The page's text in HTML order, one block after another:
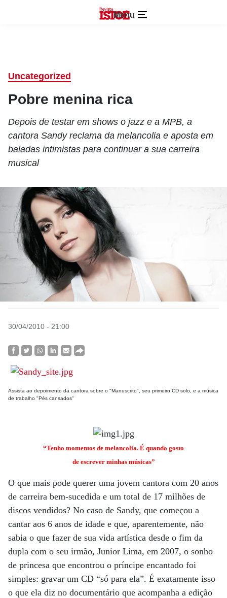
Menu
Uncategorized
Pobre menina rica
Depois de testar em shows o jazz e a MPB, a
cantora Sandy reclama da melancolia e aposta em
baladas intimistas para continuar a sua carreira
musical
30/04/2010 - 21:00
Assista ao depoimento da cantora sobre o "Manuscrito", seu primeiro CD solo, e a música
de trabalho "Pés cansados"
“Tenho momentos de melancolia. É quando gosto
de escrever minhas músicas”
O que mais pode querer uma jovem cantora com 20 anos
de carreira bem-sucedida e um total de 17 milhões de
discos vendidos? No caso de Sandy, que começou a
cantar aos 6 anos de idade e que, aparentemente, não
sabia o que fazer de sua vida artística desde o fim da
dupla com o seu irmão, Junior Lima, em 2007, o sonho
de princesa que encontrou o príncipe encantado foi
simples: gravar um CD “só para ela”. É exatamente isso
o que ela diz no documentário que acompanha a edição